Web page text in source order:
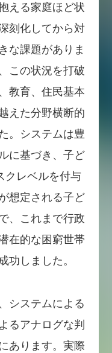
える家庭ほど状
刻化してから対
な課題がありま
この状況を打破
教育、住民基本
えた分野横断的
。システムは豊
に基づき、子ど
クレベルを付与
想定される子ど
、これまで行政
在的な困窮世帯
功しました。
システムによる
るアナログな判
あります。実際